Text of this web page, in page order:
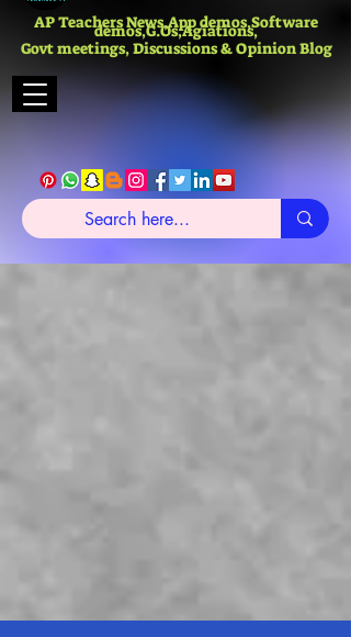
AP Teachers News,App demos,Software
demos,G.Os,Agiations,
Govt meetings, Discussions & Opinion Blog